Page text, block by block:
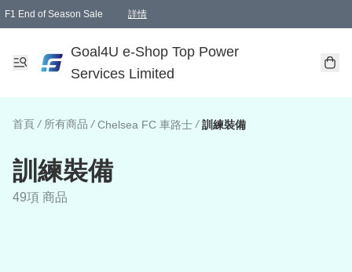
F1 End of Season Sale 詳情
Goal4U e-Shop Top Power
Services Limited
首頁 / 所有商品 / Chelsea FC 車路士 / 訓練裝備
訓練裝備
49項 商品